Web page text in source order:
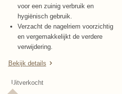
voor een zuinig verbruik en
hygiënisch gebruik.
Verzacht de nagelriem voorzichtig
en vergemakkelijkt de verdere
verwijdering.
Bekijk details
Uitverkocht